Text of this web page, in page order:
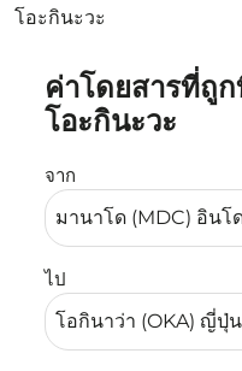
โอะกินะวะ
ค่าโดยสารที่ถู
โอะกินะวะ
จาก
ไป
ลองอัปเดตเส้นทางขอ